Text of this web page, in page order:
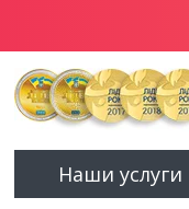
Наши услуги